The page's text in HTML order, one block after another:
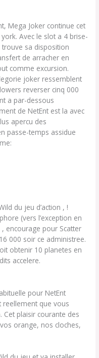
Mega Joker continue cet
Avec le slot a 4 brise-
sa disposition
de arracher en
comme excursion.
joker ressemblent
reverser cinq 000
a par-dessous
de NetEnt est la avec
apercu des
passe-temps assidue
du jeu d’action , !
(vers l’exception en
, encourage pour Scatter
000 soir ce administree.
obtenir 10 planetes en
accelere.
pour NetEnt
reellement que vous
plaisir courante des
orange, nos cloches,